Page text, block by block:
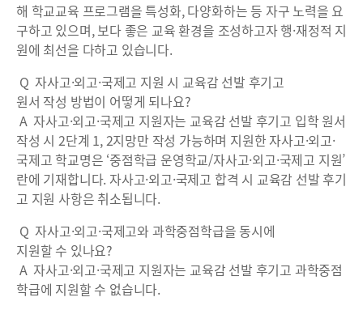
해 학교교육 프로그램을 특성화, 다양화하는 등 자구 노력을 요
구하고 있으며, 보다 좋은 교육 환경을 조성하고자 행·재정적 지
원에 최선을 다하고 있습니다.
Q 자사고·외고·국제고 지원 시 교육감 선발 후기고
원서 작성 방법이 어떻게 되나요?
A 자사고·외고·국제고 지원자는 교육감 선발 후기고 입학 원서
작성 시 2단계 1, 2지망만 작성 가능하며 지원한 자사고·외고·
국제고 학교명은 ‘중점학급 운영학교/자사고·외고·국제고 지원’
란에 기재합니다. 자사고·외고·국제고 합격 시 교육감 선발 후기
고 지원 사항은 취소됩니다.
Q 자사고·외고·국제고와 과학중점학급을 동시에
지원할 수 있나요?
A 자사고·외고·국제고 지원자는 교육감 선발 후기고 과학중점
학급에 지원할 수 없습니다.